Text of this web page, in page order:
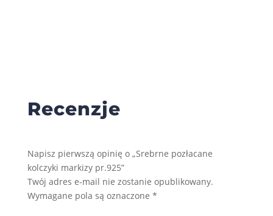
Recenzje
Napisz pierwszą opinię o „Srebrne pozłacane
kolczyki markizy pr.925”
Twój adres e-mail nie zostanie opublikowany.
Wymagane pola są oznaczone *